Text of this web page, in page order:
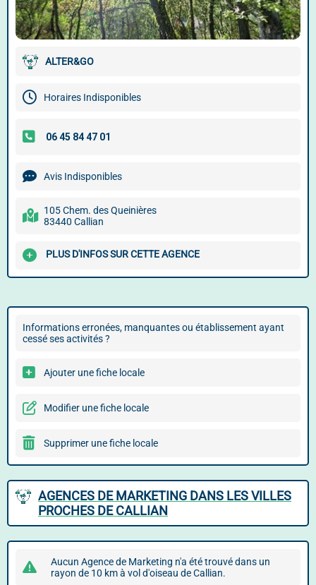
ALTER&GO
Horaires Indisponibles
Avis Indisponibles
105 Chem. des Queinières
83440 Callian
PLUS D'INFOS SUR CETTE AGENCE
Informations erronées, manquantes ou établissement ayant
cessé ses activités ?
Ajouter une fiche locale
Modifier une fiche locale
Supprimer une fiche locale
AGENCES DE MARKETING DANS LES VILLES
PROCHES DE CALLIAN
Aucun Agence de Marketing n'a été trouvé dans un
rayon de 10 km à vol d'oiseau de Callian.